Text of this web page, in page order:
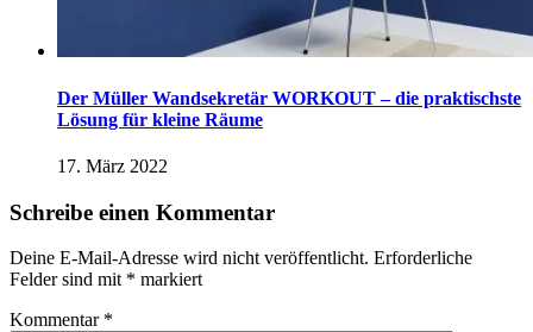
Der Müller Wandsekretär WORKOUT – die praktischste
Lösung für kleine Räume
17. März 2022
Schreibe einen Kommentar
Deine E-Mail-Adresse wird nicht veröffentlicht. Erforderliche
Felder sind mit * markiert
Kommentar *